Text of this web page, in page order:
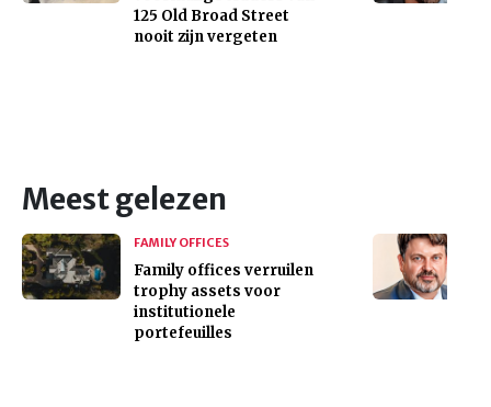
125 Old Broad Street
nooit zijn vergeten
Meest gelezen
FAMILY OFFICES
Family offices verruilen
trophy assets voor
institutionele
portefeuilles